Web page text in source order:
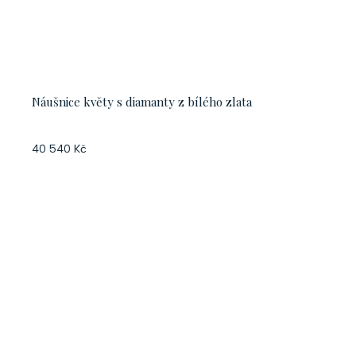
Náušnice květy s diamanty z bílého zlata
40 540 Kč